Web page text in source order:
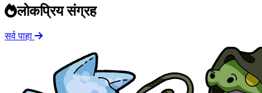
लोकप्रिय संग्रह
सर्व पाहा